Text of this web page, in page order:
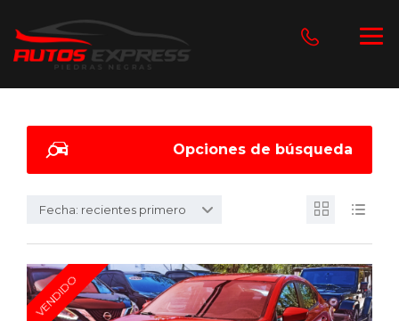
Opciones de búsqueda
Fecha: recientes primero
VENDIDO